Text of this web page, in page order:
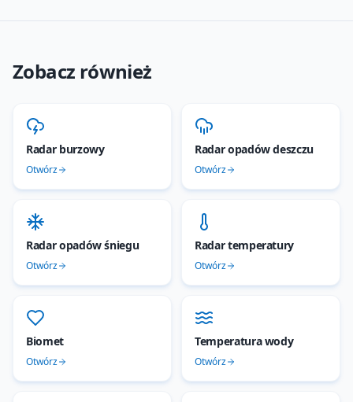
Zobacz również
Radar burzowy
Otwórz
Radar opadów deszczu
Otwórz
Radar opadów śniegu
Otwórz
Radar temperatury
Otwórz
Biomet
Otwórz
Temperatura wody
Otwórz